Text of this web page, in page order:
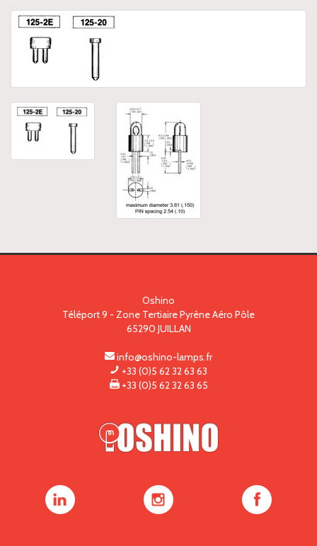
Oshino
Téléport 9 - Zone Tertiaire Pyrène Aéro Pôle
65290 JUILLAN
info@oshino-lamps.fr
+33 (0)5 62 32 63 63
+33 (0)5 62 32 63 65
Oshino
Oshino
Oshino